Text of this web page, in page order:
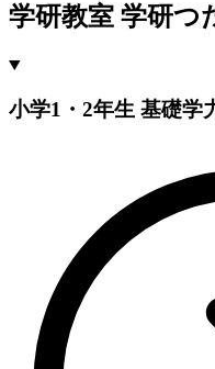
学研教室 学研つ
小学1・2年生 基礎学